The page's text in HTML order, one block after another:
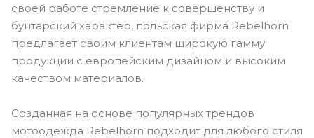
своей работе стремление к совершенству и
бунтарский характер, польская фирма Rebelhorn
предлагает своим клиентам широкую гамму
продукции с европейским дизайном и высоким
качеством материалов.
Созданная на основе популярных трендов
мотоодежда Rebelhorn подходит для любого стиля